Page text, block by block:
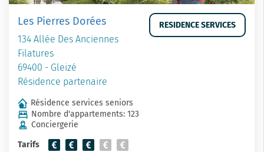
Les Pierres Dorées
134 Allée Des Anciennes
Filatures
69400 - Gleizé
Résidence partenaire
RESIDENCE SERVICES
Résidence services seniors
Nombre d'appartements: 123
Conciergerie
Tarifs